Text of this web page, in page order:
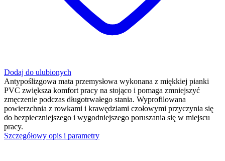
Dodaj do ulubionych
Antypoślizgowa mata przemysłowa wykonana z miękkiej pianki
PVC zwiększa komfort pracy na stojąco i pomaga zmniejszyć
zmęczenie podczas długotrwałego stania. Wyprofilowana
powierzchnia z rowkami i krawędziami czołowymi przyczynia się
do bezpieczniejszego i wygodniejszego poruszania się w miejscu
pracy.
Szczegółowy opis i parametry